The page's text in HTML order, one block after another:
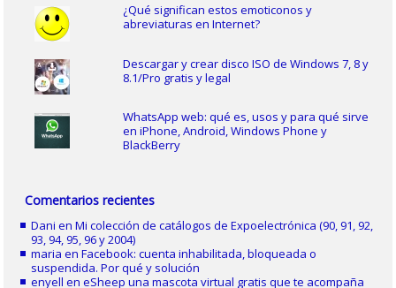
¿Qué significan estos emoticonos y
abreviaturas en Internet?
Descargar y crear disco ISO de Windows 7, 8 y
8.1/Pro gratis y legal
WhatsApp web: qué es, usos y para qué sirve
en iPhone, Android, Windows Phone y
BlackBerry
Comentarios recientes
Dani enMi colección de catálogos de Expoelectrónica (90, 91, 92,
93, 94, 95, 96 y 2004)
maria enFacebook: cuenta inhabilitada, bloqueada o
suspendida. Por qué y solución
enyell eneSheep una mascota virtual gratis que te acompaña